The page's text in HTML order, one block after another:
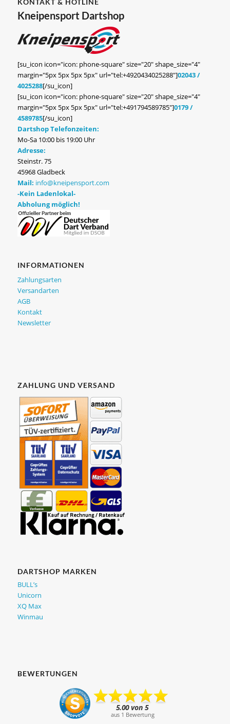
Kneipensport Dartshop
[su_icon icon="icon: phone-square" size="20" shape_size="4"
margin="5px 5px 5px 5px" url="tel:+4920434025288"]02043 /
4025288[/su_icon]
[su_icon icon="icon: phone-square" size="20" shape_size="4"
margin="5px 5px 5px 5px" url="tel:+491794589785"]0179 /
4589785[/su_icon]
Dartshop Telefonzeiten:
Mo-Sa 10:00 bis 19:00 Uhr
Adresse:
Steinstr. 75
45968 Gladbeck
Mail: info@kneipensport.com
-Kein Ladenlokal-
Abholung möglich!
INFORMATIONEN
Zahlungsarten
Versandarten
AGB
Kontakt
Newsletter
ZAHLUNG UND VERSAND
DARTSHOP MARKEN
BULL’s
Unicorn
XQ Max
Winmau
BEWERTUNGEN